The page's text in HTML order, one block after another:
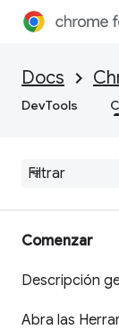
Docs
DevTools
Comenzar
Descripción
Abra las